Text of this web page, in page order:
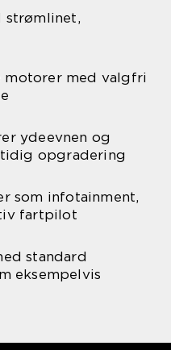
strømlinet,
med valgfri
ydeevnen og
opgradering
som infotainment,
fartpilot
standard
eksempelvis